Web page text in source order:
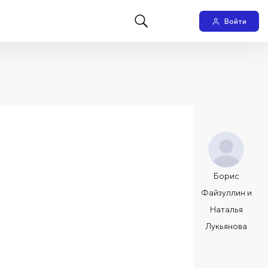
Войти
Борис
Файзуллин и
Наталья
Лукьянова